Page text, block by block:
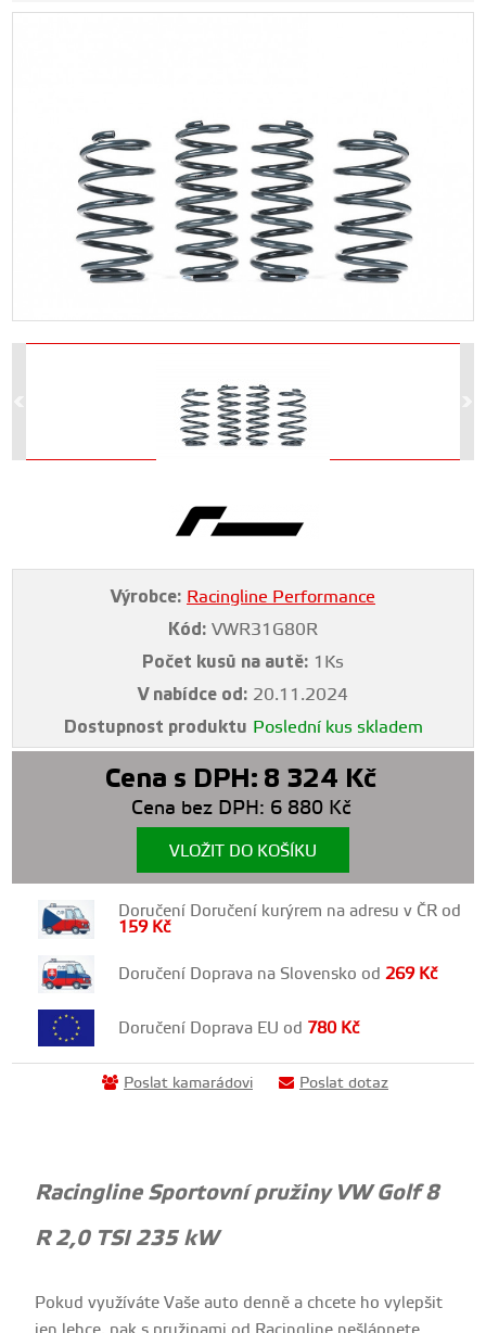
Výrobce: Racingline Performance
Kód: VWR31G80R
Počet kusů na autě: 1Ks
V nabídce od: 20.11.2024
Dostupnost produktu Poslední kus skladem
Cena s DPH: 8 324 Kč
Cena bez DPH: 6 880 Kč
VLOŽIT DO KOŠÍKU
Doručení Doručení kurýrem na adresu v ČR od
159 Kč
Doručení Doprava na Slovensko od269 Kč
Doručení Doprava EU od 780 Kč
Poslat kamarádovi Poslat dotaz
Racingline Sportovní pružiny VW Golf 8
R 2,0 TSI 235 kW
Pokud využíváte Vaše auto denně a chcete ho vylepšit